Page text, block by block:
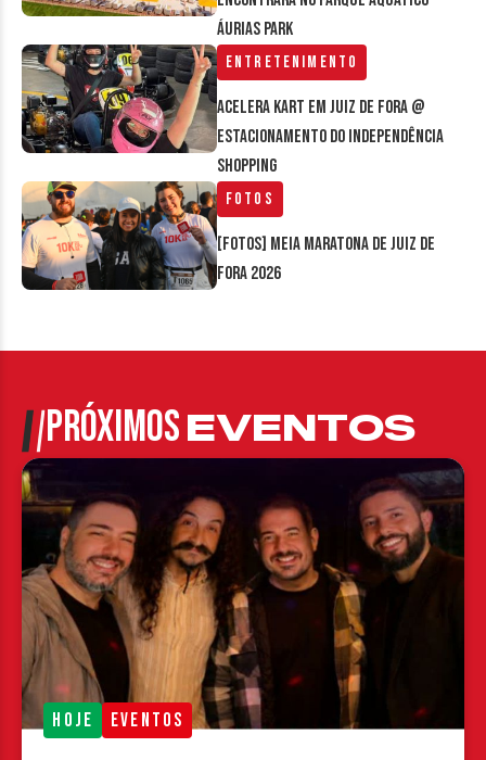
Áurias Park
Entretenimento
Acelera Kart em Juiz de Fora @
estacionamento do Independência
Shopping
Fotos
[FOTOS] Meia Maratona de Juiz de
Fora 2026
PRÓXIMOSEVENTOS
HOJE EVENTOS